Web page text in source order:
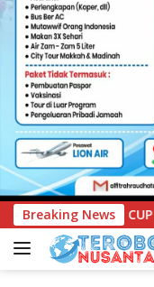
Breaking News
MUDA JADI